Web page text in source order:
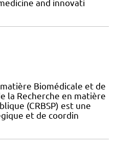
and innovati
Biomédicale et de
la Recherche en matière
(CRBSP) est une
et de coordin